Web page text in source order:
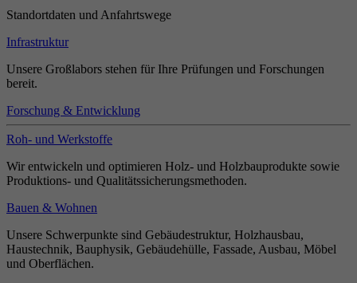
Standortdaten und Anfahrtswege
Infrastruktur
Unsere Großlabors stehen für Ihre Prüfungen und Forschungen
bereit.
Forschung & Entwicklung
Roh- und Werkstoffe
Wir entwickeln und optimieren Holz- und Holzbauprodukte sowie
Produktions- und Qualitätssicherungsmethoden.
Bauen & Wohnen
Unsere Schwerpunkte sind Gebäudestruktur, Holzhausbau,
Haustechnik, Bauphysik, Gebäudehülle, Fassade, Ausbau, Möbel
und Oberflächen.